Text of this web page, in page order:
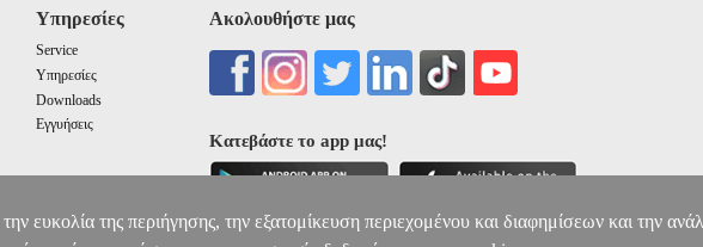
Υπηρεσίες
Service
Υπηρεσίες
Downloads
Εγγυήσεις
Ακολουθήστε μας
Κατεβάστε το app μας!
ευκολία της περιήγησης, την εξατομίκευση περιεχομένου και διαφημίσεων και την